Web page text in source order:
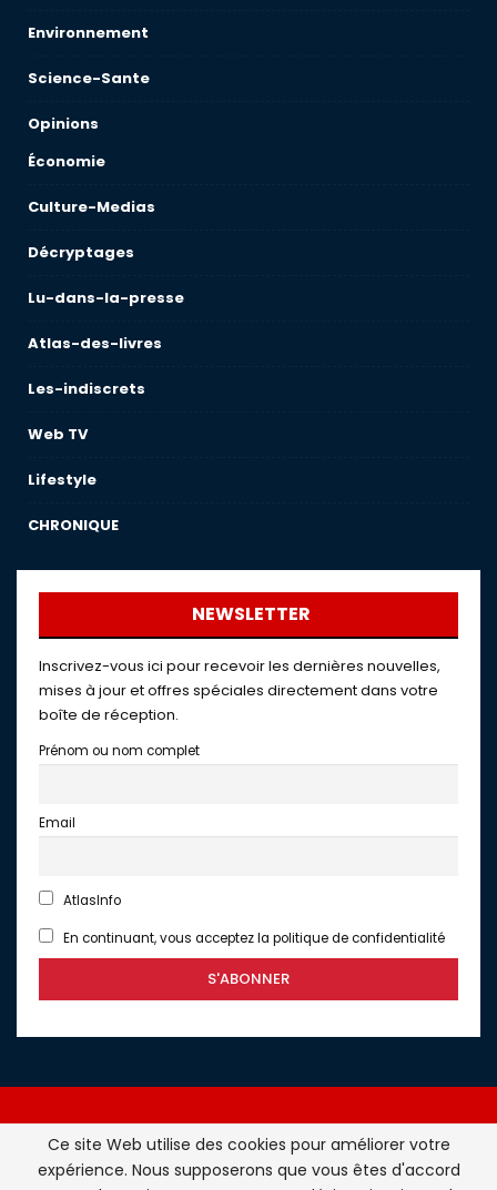
Environnement
Science-Sante
Opinions
Économie
Culture-Medias
Décryptages
Lu-dans-la-presse
Atlas-des-livres
Les-indiscrets
Web TV
Lifestyle
CHRONIQUE
NEWSLETTER
Inscrivez-vous ici pour recevoir les dernières nouvelles,
mises à jour et offres spéciales directement dans votre
boîte de réception.
Prénom ou nom complet
Email
AtlasInfo
En continuant, vous acceptez la politique de confidentialité
Atlasinfo.fr : l'essentiel de l'actualité de la France et du
Ce site Web utilise des cookies pour améliorer votre
expérience. Nous supposerons que vous êtes d'accord